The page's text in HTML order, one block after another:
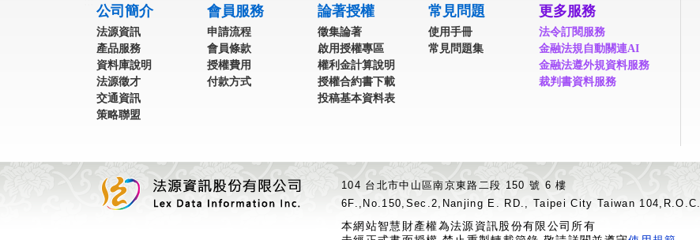
公司簡介
法源資訊
產品服務
資料庫說明
法源徵才
交通資訊
策略聯盟
會員服務
申請流程
會員條款
授權費用
付款方式
論著授權
徵集論著
啟用授權專區
權利金計算說明
授權合約書下載
投稿基本資料表
常見問題
使用手冊
常見問題集
更多服務
法令訂閱服務
金融法規自動關連AI
金融法遵外規資料服務
裁判書資料服務
104 台北市中山區南京東路二段 150 號 6 樓
6F.,No.150,Sec.2,Nanjing E. RD., Taipei City Taiwan 104,R.O.C.
本網站智慧財產權為法源資訊股份有限公司所有